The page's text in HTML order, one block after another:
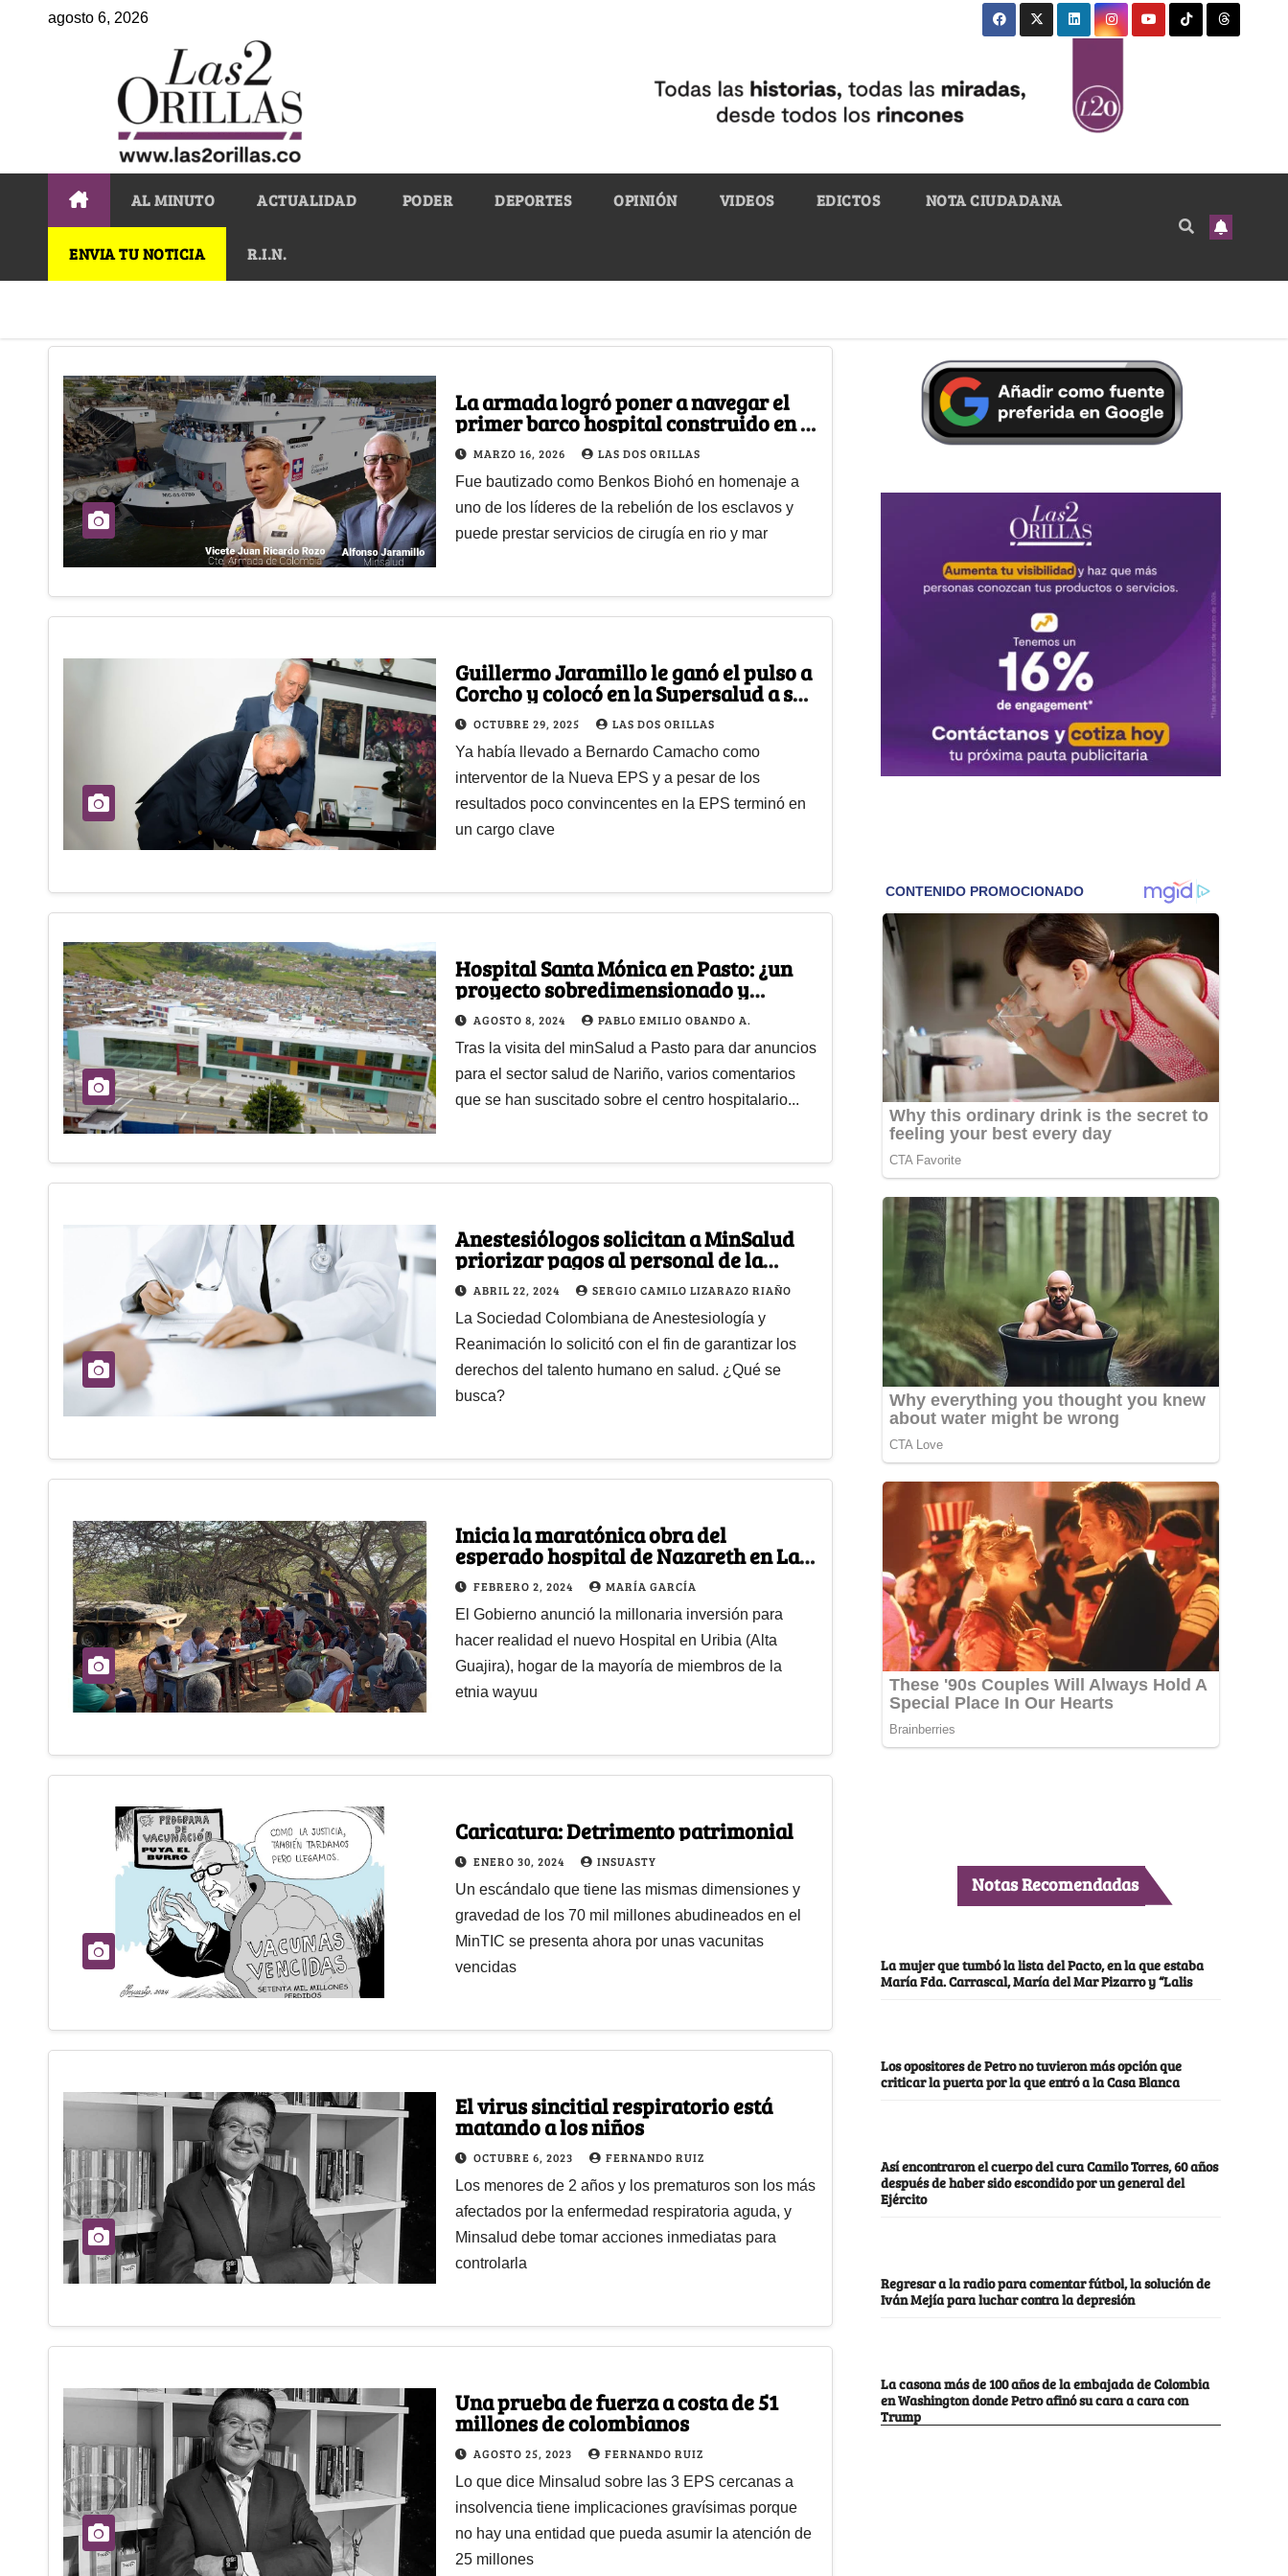
agosto 6, 2026
AL MINUTO ACTUALIDAD PODER DEPORTES OPINIÓN VIDEOS EDICTOS NOTA CIUDADANA
ENVIA TU NOTICIA R.I.N.
La armada logró poner a navegar el
primer barco hospital construido en el
astillero de Mamonal en Cartagena
MARZO 16, 2026 LAS DOS ORILLAS
Fue bautizado como Benkos Biohó en homenaje a
uno de los líderes de la rebelión de los esclavos y
puede prestar servicios de cirugía en rio y mar
Guillermo Jaramillo le ganó el pulso a
Corcho y colocó en la Supersalud a su
hombre de confianza
OCTUBRE 29, 2025 LAS DOS ORILLAS
Ya había llevado a Bernardo Camacho como
interventor de la Nueva EPS y a pesar de los
resultados poco convincentes en la EPS terminó en
un cargo clave
Hospital Santa Mónica en Pasto: ¿un
proyecto sobredimensionado y
desfinanciado?
AGOSTO 8, 2024 PABLO EMILIO OBANDO A.
Tras la visita del minSalud a Pasto para dar anuncios
para el sector salud de Nariño, varios comentarios
que se han suscitado sobre el centro hospitalario...
Anestesiólogos solicitan a MinSalud
priorizar pagos al personal de la
salud con giro directo
ABRIL 22, 2024 SERGIO CAMILO LIZARAZO RIAÑO
La Sociedad Colombiana de Anestesiología y
Reanimación lo solicitó con el fin de garantizar los
derechos del talento humano en salud. ¿Qué se
busca?
Inicia la maratónica obra del
esperado hospital de Nazareth en La
Guajira
FEBRERO 2, 2024 MARÍA GARCÍA
El Gobierno anunció la millonaria inversión para
hacer realidad el nuevo Hospital en Uribia (Alta
Guajira), hogar de la mayoría de miembros de la
etnia wayuu
Caricatura: Detrimento patrimonial
ENERO 30, 2024 INSUASTY
Un escándalo que tiene las mismas dimensiones y
gravedad de los 70 mil millones abudineados en el
MinTIC se presenta ahora por unas vacunitas
vencidas
El virus sincitial respiratorio está
matando a los niños
OCTUBRE 6, 2023 FERNANDO RUIZ
Los menores de 2 años y los prematuros son los más
afectados por la enfermedad respiratoria aguda, y
Minsalud debe tomar acciones inmediatas para
controlarla
Una prueba de fuerza a costa de 51
millones de colombianos
AGOSTO 25, 2023 FERNANDO RUIZ
Lo que dice Minsalud sobre las 3 EPS cercanas a
insolvencia tiene implicaciones gravísimas porque
no hay una entidad que pueda asumir la atención de
25 millones
Notas Recomendadas
La mujer que tumbó la lista del Pacto, en la que estaba
María Fda. Carrascal, María del Mar Pizarro y “Lalis
Los opositores de Petro no tuvieron más opción que
criticar la puerta por la que entró a la Casa Blanca
Así encontraron el cuerpo del cura Camilo Torres, 60 años
después de haber sido escondido por un general del
Ejército
Regresar a la radio para comentar fútbol, la solución de
Iván Mejía para luchar contra la depresión
La casona más de 100 años de la embajada de Colombia
en Washington donde Petro afinó su cara a cara con
Trump